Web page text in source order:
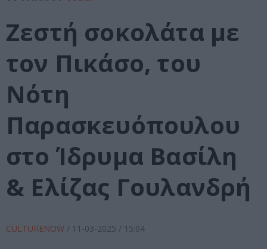
Ζεστή σοκολάτα με
τον Πικάσο, του
Νότη
Παρασκευόπουλου
στο Ίδρυμα Βασίλη
& Ελίζας Γουλανδρή
CULTURENOW / 11-03-2025 / 15:04